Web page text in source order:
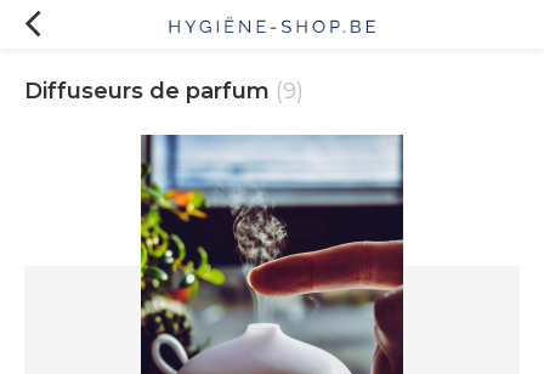
Diffuseurs de parfum (9)